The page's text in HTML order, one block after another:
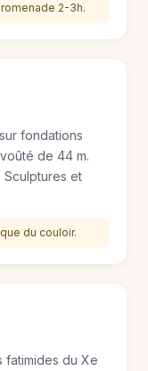
2-3h.
fondations
de 44 m.
Sculptures et
du couloir.
fatimides du Xe